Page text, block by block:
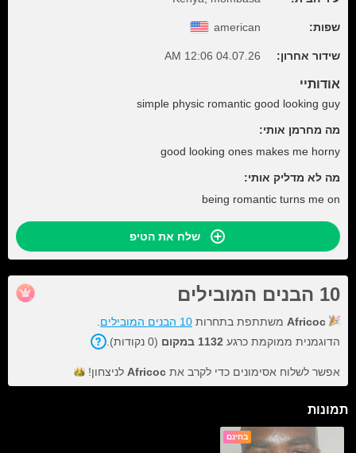
שפות: american
שידור אחרון: 04.07.26 12:06 AM
אודותיי
simple physic romantic good looking guy
מה מחרמן אותי:
good looking ones makes me horny
מה לא מדליק אותי:
being romantic turns me on
שלח את הטיפ
10 הבנים המובילים
Africoc משתתפת בתחרות 10 הבנים המובילים
הדוגמנית ממוקמת כרגע 1132 במקום (0 נקודות).
אפשר לשלוח אסימונים כדי לקרב את Africoc לניצחון!
תמונות
בחינם